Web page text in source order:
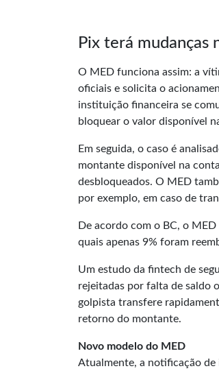
Pix terá mudanças
O MED funciona assim: a
oficiais e solicita o
instituição financeira se
bloquear o valor disponível
Em seguida, o caso é
montante disponível na
desbloqueados. O MED
por exemplo, em caso de
De acordo com o BC, o
quais apenas 9% foram
Um estudo da fintech de
rejeitadas por falta de saldo
golpista transfere
retorno do montante.
Novo modelo do MED
Atualmente, a notificação